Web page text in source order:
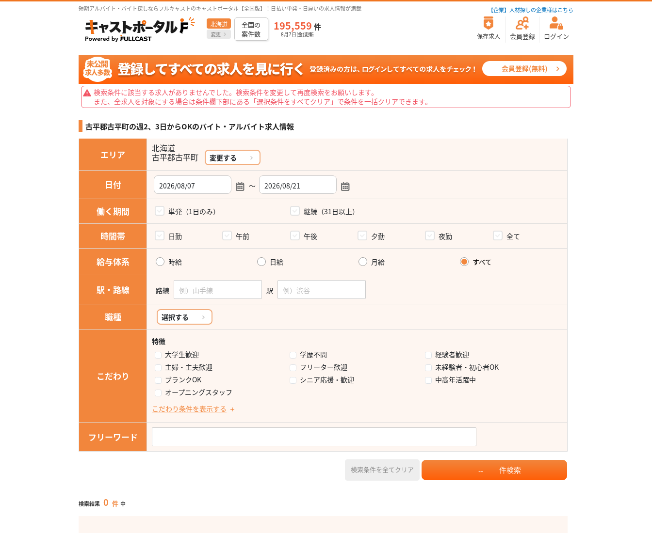
短期アルバイト・バイト探しならフルキャストのキャストポータル【全国版】！日払い単発・日雇いの求人情報が満載 【企業】人材探しの企業様はこちら
北海道
変更
全国の
案件数
195,559 件
8月7日(金)更新 保存求人 会員登録 ログイン
検索条件に該当する求人がありませんでした。検索条件を変更して再度検索をお願いします。
また、全求人を対象にする場合は条件欄下部にある「選択条件をすべてクリア」で条件を一括クリアできます。
古平郡古平町の週2、3日からOKのバイト・アルバイト求人情報
エリア
北海道
変更する
日付 ～
働く期間 単発（1日のみ） 継続（31日以上）
時間帯 日勤 午前 午後 夕勤 夜勤 全て
給与体系 時給 日給 月給 すべて
駅・路線 路線 駅
職種 選択する
こだわり
特徴
大学生歓迎
学歴不問
経験者歓迎
主婦・主夫歓迎
フリーター歓迎
未経験者・初心者OK
ブランクOK
シニア応援・歓迎
中高年活躍中
オープニングスタッフ
こだわり条件を表示する
フリーワード
検索条件を全てクリア -- 件検索
検索結果 0 件 中